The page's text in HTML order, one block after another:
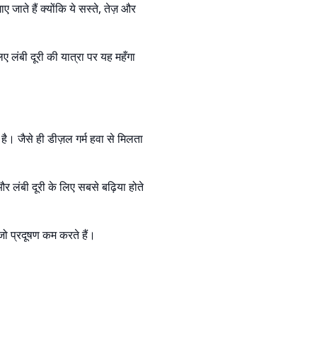
जाते हैं क्योंकि ये सस्ते, तेज़ और
लंबी दूरी की यात्रा पर यह महँगा
जैसे ही डीज़ल गर्म हवा से मिलता
लंबी दूरी के लिए सबसे बढ़िया होते
प्रदूषण कम करते हैं।